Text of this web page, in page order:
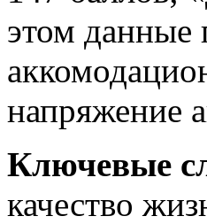
этом данные
напряжение
Ключевые
качество